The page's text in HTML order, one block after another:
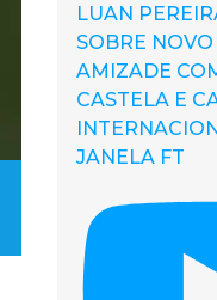
LUAN
SOBRE
AMIZADE
CASTELA E
JANELA FT